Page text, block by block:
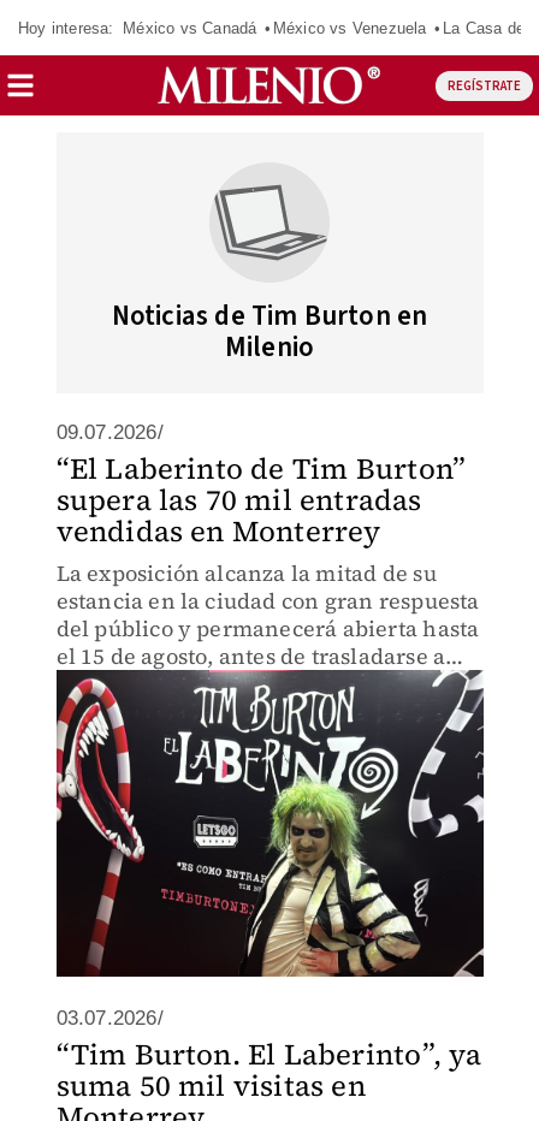
Hoy interesa: México vs Canadá México vs Venezuela La Casa de
REGÍSTRATE
Noticias de Tim Burton en
Milenio
09.07.2026/
“El Laberinto de Tim Burton”
supera las 70 mil entradas
vendidas en Monterrey
La exposición alcanza la mitad de su
estancia en la ciudad con gran respuesta
del público y permanecerá abierta hasta
el 15 de agosto, antes de trasladarse a
Japón.
03.07.2026/
“Tim Burton. El Laberinto”, ya
suma 50 mil visitas en